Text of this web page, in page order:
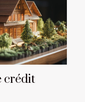
crédit